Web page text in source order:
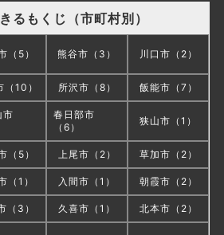
るもくじ（市町村別）
（5） 熊谷市（3） 川口市（2）
10） 所沢市（8） 飯能市（7）
市
春日部市
（6）
狭山市（1）
（5） 上尾市（2） 草加市（2）
（1） 入間市（1） 朝霞市（2）
（3） 久喜市（1） 北本市（2）